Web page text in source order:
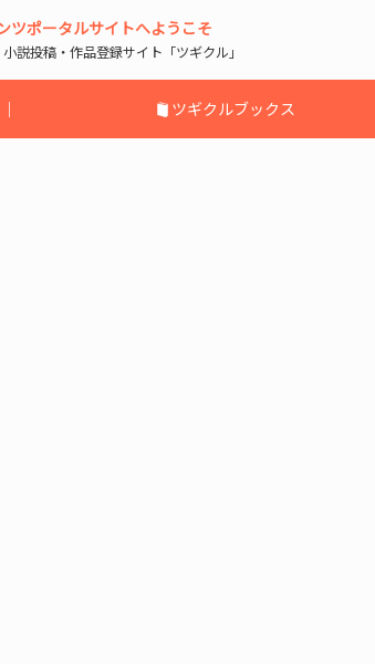
ツポータルサイトへようこそ
説投稿・作品登録サイト「ツギクル」
｜ ツギクルブックス